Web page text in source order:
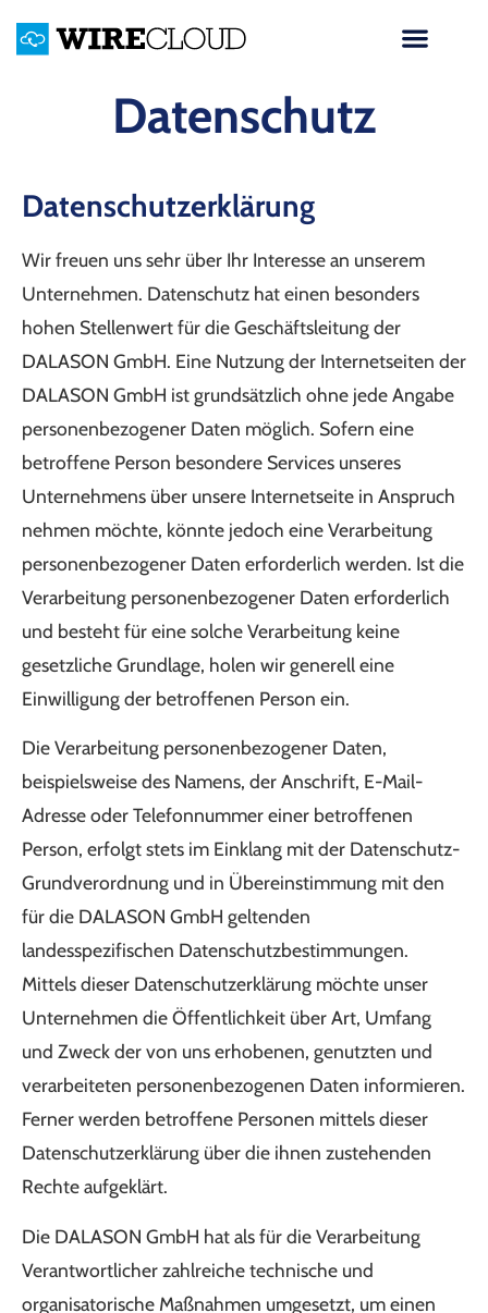
Datenschutz
Datenschutzerklärung
Wir freuen uns sehr über Ihr Interesse an unserem
Unternehmen. Datenschutz hat einen besonders
hohen Stellenwert für die Geschäftsleitung der
DALASON GmbH. Eine Nutzung der Internetseiten der
DALASON GmbH ist grundsätzlich ohne jede Angabe
personenbezogener Daten möglich. Sofern eine
betroffene Person besondere Services unseres
Unternehmens über unsere Internetseite in Anspruch
nehmen möchte, könnte jedoch eine Verarbeitung
personenbezogener Daten erforderlich werden. Ist die
Verarbeitung personenbezogener Daten erforderlich
und besteht für eine solche Verarbeitung keine
gesetzliche Grundlage, holen wir generell eine
Einwilligung der betroffenen Person ein.
Die Verarbeitung personenbezogener Daten,
beispielsweise des Namens, der Anschrift, E-Mail-
Adresse oder Telefonnummer einer betroffenen
Person, erfolgt stets im Einklang mit der Datenschutz-
Grundverordnung und in Übereinstimmung mit den
für die DALASON GmbH geltenden
landesspezifischen Datenschutzbestimmungen.
Mittels dieser Datenschutzerklärung möchte unser
Unternehmen die Öffentlichkeit über Art, Umfang
und Zweck der von uns erhobenen, genutzten und
verarbeiteten personenbezogenen Daten informieren.
Ferner werden betroffene Personen mittels dieser
Datenschutzerklärung über die ihnen zustehenden
Rechte aufgeklärt.
Die DALASON GmbH hat als für die Verarbeitung
Verantwortlicher zahlreiche technische und
organisatorische Maßnahmen umgesetzt, um einen